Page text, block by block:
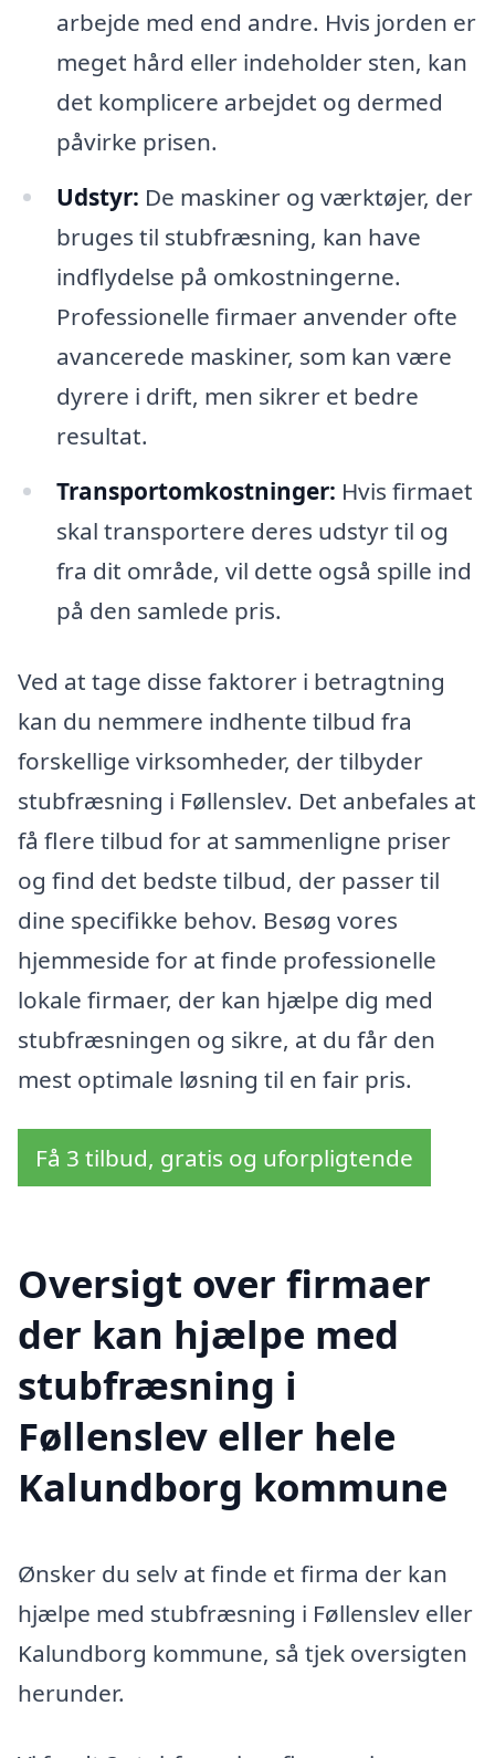
arbejde med end andre. Hvis jorden er
meget hård eller indeholder sten, kan
det komplicere arbejdet og dermed
påvirke prisen.
Udstyr: De maskiner og værktøjer, der
bruges til stubfræsning, kan have
indflydelse på omkostningerne.
Professionelle firmaer anvender ofte
avancerede maskiner, som kan være
dyrere i drift, men sikrer et bedre
resultat.
Transportomkostninger: Hvis firmaet
skal transportere deres udstyr til og
fra dit område, vil dette også spille ind
på den samlede pris.
Ved at tage disse faktorer i betragtning
kan du nemmere indhente tilbud fra
forskellige virksomheder, der tilbyder
stubfræsning i Føllenslev. Det anbefales at
få flere tilbud for at sammenligne priser
og find det bedste tilbud, der passer til
dine specifikke behov. Besøg vores
hjemmeside for at finde professionelle
lokale firmaer, der kan hjælpe dig med
stubfræsningen og sikre, at du får den
mest optimale løsning til en fair pris.
Få 3 tilbud, gratis og uforpligtende
Oversigt over firmaer
der kan hjælpe med
stubfræsning i
Føllenslev eller hele
Kalundborg kommune
Ønsker du selv at finde et firma der kan
hjælpe med stubfræsning i Føllenslev eller
Kalundborg kommune, så tjek oversigten
herunder.